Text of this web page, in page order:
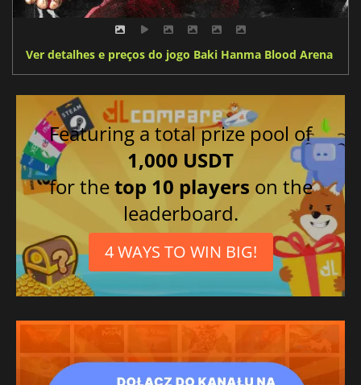
Ver detalhes e preços do jogo Baki Hanma Blood Arena
Featuring a total prize pool of
1,000 USDT
for thetop 10 players on the
leaderboard.
4 WAYS TO WIN BIG!